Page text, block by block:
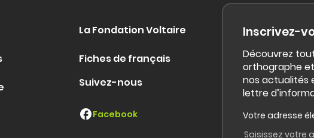
Inscrivez-
Découvrez
orthographe
nos actualités
lettre
Votre adresse
La Fondation Voltaire
Fiches de français
Suivez-nous
Facebook